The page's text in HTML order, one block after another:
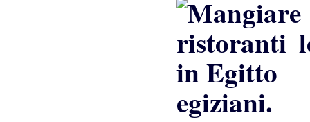
egiziani.